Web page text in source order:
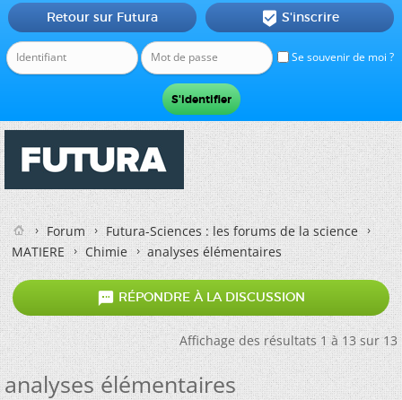
Se souvenir de moi ?
Retour sur Futura  S'inscrire
Forum
Futura-Sciences : les forums de la science
MATIERE
Chimie analyses élémentaires
 RÉPONDRE À LA DISCUSSION
Affichage des résultats 1 à 13 sur 13
analyses élémentaires